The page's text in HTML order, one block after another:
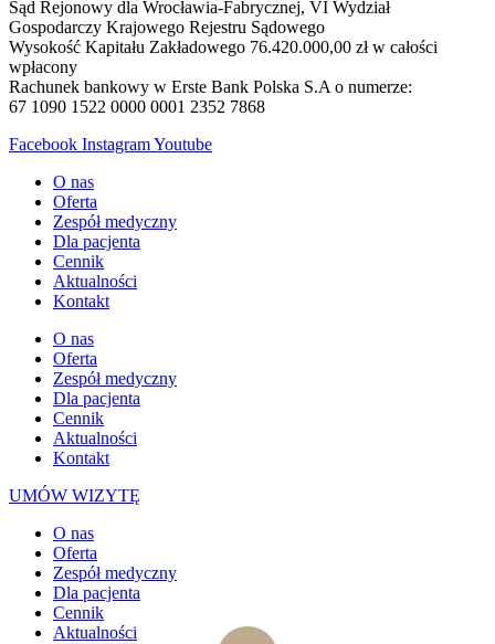
Sąd Rejonowy dla Wrocławia-Fabrycznej, VI Wydział
Gospodarczy Krajowego Rejestru Sądowego
Wysokość Kapitału Zakładowego 76.420.000,00 zł w całości
wpłacony
Rachunek bankowy w Erste Bank Polska S.A o numerze:
67 1090 1522 0000 0001 2352 7868
Facebook InstagramYoutube
O nas
Oferta
Zespół medyczny
Dla pacjenta
Cennik
Aktualności
Kontakt
O nas
Oferta
Zespół medyczny
Dla pacjenta
Cennik
Aktualności
Kontakt
UMÓW WIZYTĘ
O nas
Oferta
Zespół medyczny
Dla pacjenta
Cennik
Aktualności